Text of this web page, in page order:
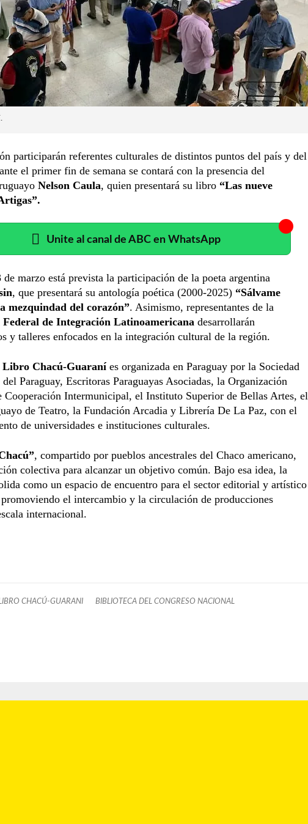
participarán referentes culturales de distintos puntos del país y del
el primer fin de semana se contará con la presencia del
Nelson Caula, quien presentará su libro “Las nueve
Unite al canal de ABC en WhatsApp
marzo está prevista la participación de la poeta argentina
, que presentará su antología poética (2000-2025) “Sálvame
mezquindad del corazón”. Asimismo, representantes de la
de Integración Latinoamericana desarrollarán
y talleres enfocados en la integración cultural de la región.
Libro Chacú-Guaraní es organizada en Paraguay por la Sociedad
Paraguay, Escritoras Paraguayas Asociadas, la Organización
Cooperación Intermunicipal, el Instituto Superior de Bellas Artes, el
de Teatro, la Fundación Arcadia y Librería De La Paz, con el
de universidades e instituciones culturales.
, compartido por pueblos ancestrales del Chaco americano,
colectiva para alcanzar un objetivo común. Bajo esa idea, la
como un espacio de encuentro para el sector editorial y artístico
el intercambio y la circulación de producciones
internacional.
CHACÚ-GUARANI BIBLIOTECA DEL CONGRESO NACIONAL